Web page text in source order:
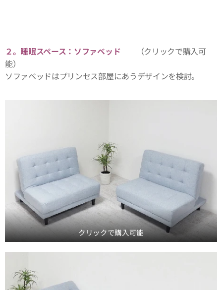
２。睡眠スペース：ソファベッド
（クリックで購入可
能）
ソファベッドはプリンセス部屋にあうデザインを検討。
クリックで購入可能